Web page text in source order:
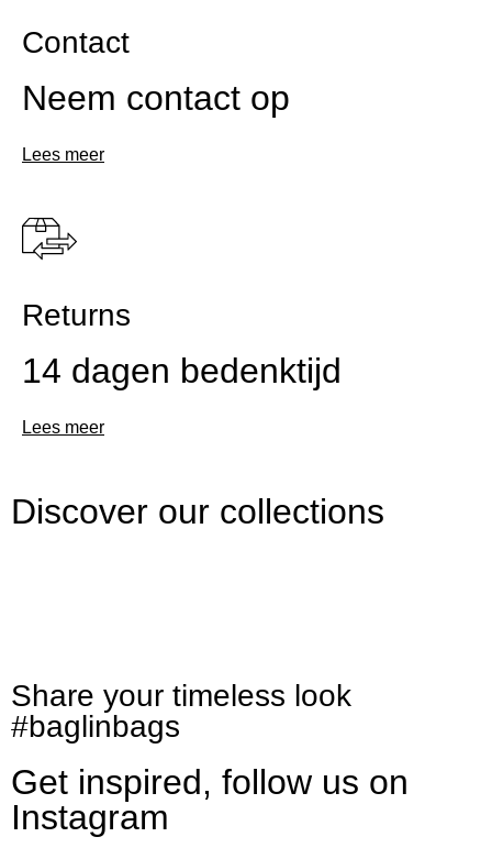
Contact
Neem contact op
Lees meer
Returns
14 dagen bedenktijd
Lees meer
Discover our collections
The Timeless collectie
Bekijk collectie
Share your timeless look
#baglinbags
Get inspired, follow us on
Instagram